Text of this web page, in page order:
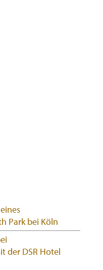
Park bei Köln
der DSR Hotel